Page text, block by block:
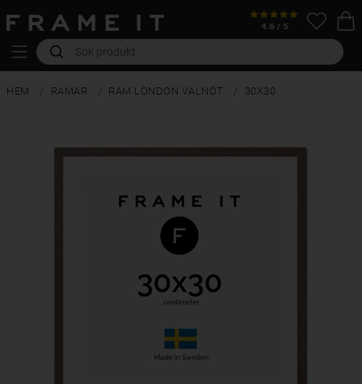
HEM RAMAR RAM LONDON VALNÖT 30X30